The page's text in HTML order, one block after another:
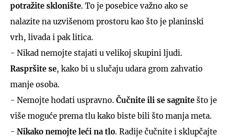
potražite sklonište. To je posebice važno ako se
nalazite na uzvišenom prostoru kao što je planinski
vrh, livada i pak litica.
- Nikad nemojte stajati u velikoj skupini ljudi.
Raspršite se, kako bi u slučaju udara grom zahvatio
manje osoba.
- Nemojte hodati uspravno. Čučnite ili se sagnite što je
više moguće prema tlu kako biste bili što manja meta.
- Nikako nemojte leći na tlo. Radije čučnite i sklupčajte